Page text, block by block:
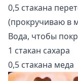
0,5 стакана
(прокручиваю в
Вода, чтобы
1 стакан сахара
0,5 стакана меда